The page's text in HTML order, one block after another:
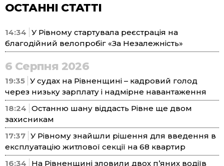
ОСТАННІ СТАТТІ
14:34 У Рівному стартувала реєстрація на
благодійний велопробіг «За Незалежність»
6 Серпня 2026
19:35 У судах на Рівненщині – кадровий голод
через низьку зарплату і надмірне навантаження
18:24 Останню шану віддасть Рівне ще двом
захисникам
17:37 У Рівному знайшли рішення для введення в
експлуатацію житлової секції на 68 квартир
16:34
На Рівненщині зловили двох п’яних водіїв